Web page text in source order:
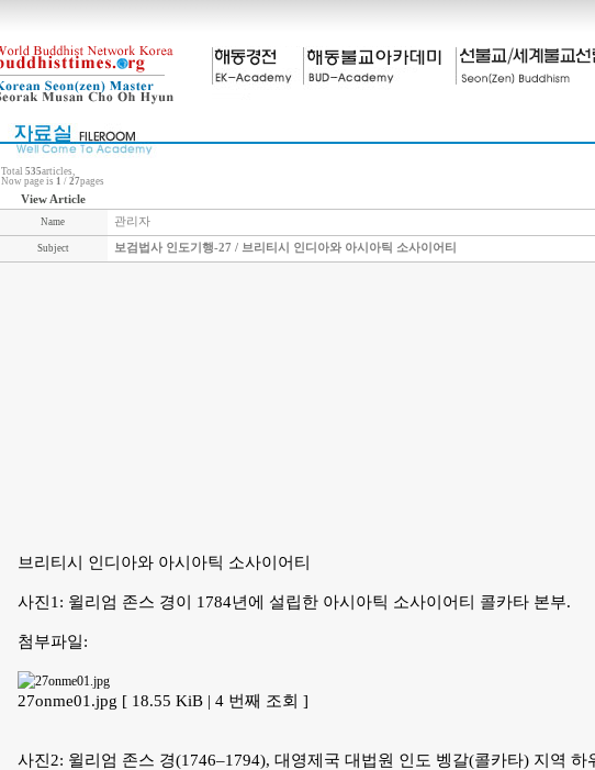
Total 535articles,
Now page is 1 / 27pages
View Article
Name 관리자
Subject 보검법사 인도기행-27 / 브리티시 인디아와 아시아틱 소사이어티
브리티시 인디아와 아시아틱 소사이어티
사진1: 윌리엄 존스 경이 1784년에 설립한 아시아틱 소사이어티 콜카타 본부.
첨부파일:
27onme01.jpg [ 18.55 KiB | 4 번째 조회 ]
사진2: 윌리엄 존스 경(1746–1794), 대영제국 대법원 인도 벵갈(콜카타) 지역 하